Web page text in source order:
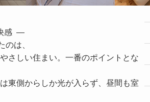
感  ―
のは、
さしい住まい。一番のポイントとな
東側からしか光が入らず、昼間も室